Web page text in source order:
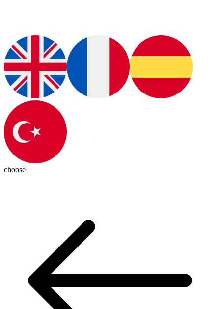
choose